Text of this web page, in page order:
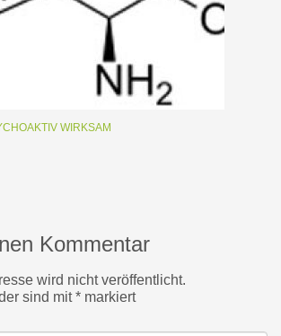
WIRKSAM
Kommentar
wird nicht veröffentlicht.
sind mit* markiert